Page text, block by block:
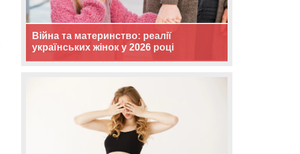
Війна та материнство: реалії
українських жінок у 2026 році